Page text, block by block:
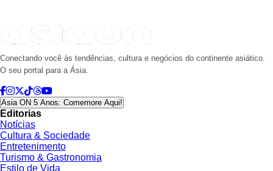
Conectando você às tendências, cultura e negócios do continente asiático.
O seu portal para a Ásia.
Asia ON 5 Anos: Comemore Aqui!
Editorias
Notícias
Cultura & Sociedade
Entretenimento
Turismo & Gastronomia
Estilo de Vida